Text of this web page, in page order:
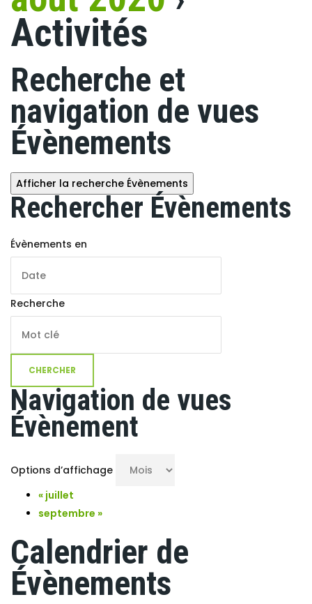
Activités
Recherche et
navigation de vues
Évènements
Afficher la recherche Évènements
Rechercher Évènements
Évènements en
Recherche
Navigation de vues
Évènement
Options d’affichage
« juillet
septembre »
Calendrier de
Évènements